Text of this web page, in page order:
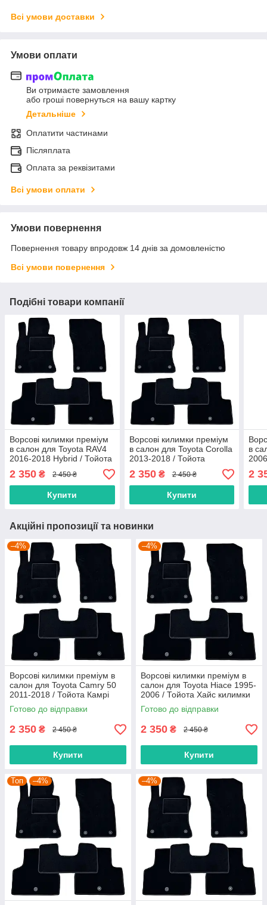
Всі умови доставки
Умови оплати
Ви отримаєте замовлення
або гроші повернуться на вашу картку
Детальніше
Оплатити частинами
Післяплата
Оплата за реквізитами
Всі умови оплати
Умови повернення
Повернення товару впродовж 14 днів за домовленістю
Всі умови повернення
Подібні товари компанії
Ворсові килимки преміум
в салон для Toyota RAV4
2016-2018 Hybrid / Тойота
Рав4 килимки
2 350 ₴ 2 450 ₴
Купити
Ворсові килимки преміум
в салон для Toyota Corolla
2013-2018 / Тойота
Корола килимки
2 350₴ 2 450 ₴
Купити
в
2
Акційні пропозиції та новинки
–4%
Ворсові килимки преміум в
салон для Toyota Camry 50
2011-2018 / Тойота Камрі
Кемрі килимки
Готово до відправки
2 350 ₴ 2 450 ₴
Купити
–4%
Ворсові килимки преміум в
салон для Toyota Hiace 1995-
2006 / Тойота Хайс килимки
Готово до відправки
2 350 ₴ 2 450 ₴
Купити
Топ –4% –4%